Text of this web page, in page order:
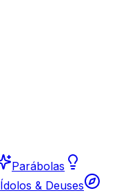
Parábolas
Ídolos & Deuses